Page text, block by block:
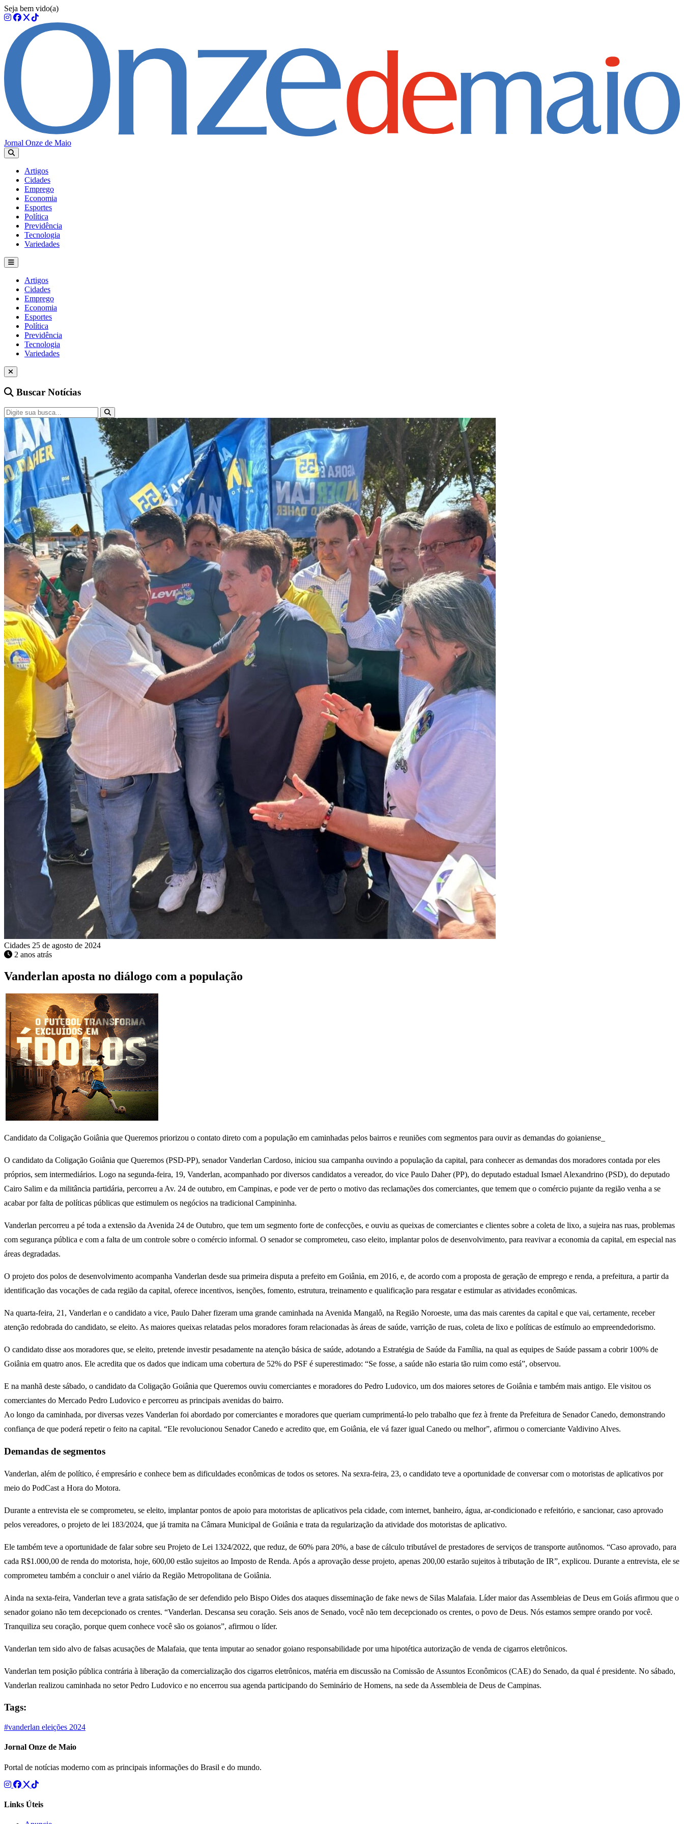
Seja bem vido(a)
Jornal Onze de Maio
Artigos
Cidades
Emprego
Economia
Esportes
Política
Previdência
Tecnologia
Variedades
Artigos
Cidades
Emprego
Economia
Esportes
Política
Previdência
Tecnologia
Variedades
Buscar Notícias
Cidades 25 de agosto de 2024
2 anos atrás
Vanderlan aposta no diálogo com a população
Candidato da Coligação Goiânia que Queremos priorizou o contato direto com a população em caminhadas pelos bairros e reuniões com segmentos para ouvir as demandas do goianiense_
O candidato da Coligação Goiânia que Queremos (PSD-PP), senador Vanderlan Cardoso, iniciou sua campanha ouvindo a população da capital, para conhecer as demandas dos moradores contada por eles
próprios, sem intermediários. Logo na segunda-feira, 19, Vanderlan, acompanhado por diversos candidatos a vereador, do vice Paulo Daher (PP), do deputado estadual Ismael Alexandrino (PSD), do deputado
Cairo Salim e da militância partidária, percorreu a Av. 24 de outubro, em Campinas, e pode ver de perto o motivo das reclamações dos comerciantes, que temem que o comércio pujante da região venha a se
acabar por falta de políticas públicas que estimulem os negócios na tradicional Campininha.
Vanderlan percorreu a pé toda a extensão da Avenida 24 de Outubro, que tem um segmento forte de confecções, e ouviu as queixas de comerciantes e clientes sobre a coleta de lixo, a sujeira nas ruas, problemas
com segurança pública e com a falta de um controle sobre o comércio informal. O senador se comprometeu, caso eleito, implantar polos de desenvolvimento, para reavivar a economia da capital, em especial nas
áreas degradadas.
O projeto dos polos de desenvolvimento acompanha Vanderlan desde sua primeira disputa a prefeito em Goiânia, em 2016, e, de acordo com a proposta de geração de emprego e renda, a prefeitura, a partir da
identificação das vocações de cada região da capital, oferece incentivos, isenções, fomento, estrutura, treinamento e qualificação para resgatar e estimular as atividades econômicas.
Na quarta-feira, 21, Vanderlan e o candidato a vice, Paulo Daher fizeram uma grande caminhada na Avenida Mangalô, na Região Noroeste, uma das mais carentes da capital e que vai, certamente, receber
atenção redobrada do candidato, se eleito. As maiores queixas relatadas pelos moradores foram relacionadas às áreas de saúde, varrição de ruas, coleta de lixo e políticas de estímulo ao empreendedorismo.
O candidato disse aos moradores que, se eleito, pretende investir pesadamente na atenção básica de saúde, adotando a Estratégia de Saúde da Família, na qual as equipes de Saúde passam a cobrir 100% de
Goiânia em quatro anos. Ele acredita que os dados que indicam uma cobertura de 52% do PSF é superestimado: “Se fosse, a saúde não estaria tão ruim como está”, observou.
E na manhã deste sábado, o candidato da Coligação Goiânia que Queremos ouviu comerciantes e moradores do Pedro Ludovico, um dos maiores setores de Goiânia e também mais antigo. Ele visitou os
comerciantes do Mercado Pedro Ludovico e percorreu as principais avenidas do bairro.
Ao longo da caminhada, por diversas vezes Vanderlan foi abordado por comerciantes e moradores que queriam cumprimentá-lo pelo trabalho que fez à frente da Prefeitura de Senador Canedo, demonstrando
confiança de que poderá repetir o feito na capital. “Ele revolucionou Senador Canedo e acredito que, em Goiânia, ele vá fazer igual Canedo ou melhor”, afirmou o comerciante Valdivino Alves.
Demandas de segmentos
Vanderlan, além de político, é empresário e conhece bem as dificuldades econômicas de todos os setores. Na sexra-feira, 23, o candidato teve a oportunidade de conversar com o motoristas de aplicativos por
meio do PodCast a Hora do Motora.
Durante a entrevista ele se comprometeu, se eleito, implantar pontos de apoio para motoristas de aplicativos pela cidade, com internet, banheiro, água, ar-condicionado e refeitório, e sancionar, caso aprovado
pelos vereadores, o projeto de lei 183/2024, que já tramita na Câmara Municipal de Goiânia e trata da regularização da atividade dos motoristas de aplicativo.
Ele também teve a oportunidade de falar sobre seu Projeto de Lei 1324/2022, que reduz, de 60% para 20%, a base de cálculo tributável de prestadores de serviços de transporte autônomos. “Caso aprovado, para
cada R$1.000,00 de renda do motorista, hoje, 600,00 estão sujeitos ao Imposto de Renda. Após a aprovação desse projeto, apenas 200,00 estarão sujeitos à tributação de IR”, explicou. Durante a entrevista, ele se
comprometeu também a concluir o anel viário da Região Metropolitana de Goiânia.
Ainda na sexta-feira, Vanderlan teve a grata satisfação de ser defendido pelo Bispo Oides dos ataques disseminação de fake news de Silas Malafaia. Líder maior das Assembleias de Deus em Goiás afirmou que o
senador goiano não tem decepcionado os crentes. “Vanderlan. Descansa seu coração. Seis anos de Senado, você não tem decepcionado os crentes, o povo de Deus. Nós estamos sempre orando por você.
Tranquiliza seu coração, porque quem conhece você são os goianos”, afirmou o líder.
Vanderlan tem sido alvo de falsas acusações de Malafaia, que tenta imputar ao senador goiano responsabilidade por uma hipotética autorização de venda de cigarros eletrônicos.
Vanderlan tem posição pública contrária à liberação da comercialização dos cigarros eletrônicos, matéria em discussão na Comissão de Assuntos Econômicos (CAE) do Senado, da qual é presidente. No sábado,
Vanderlan realizou caminhada no setor Pedro Ludovico e no encerrou sua agenda participando do Seminário de Homens, na sede da Assembleia de Deus de Campinas.
Tags:
#vanderlan eleições 2024
Jornal Onze de Maio
Portal de notícias moderno com as principais informações do Brasil e do mundo.
Links Úteis